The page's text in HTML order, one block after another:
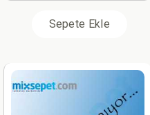
Sepete Ekle